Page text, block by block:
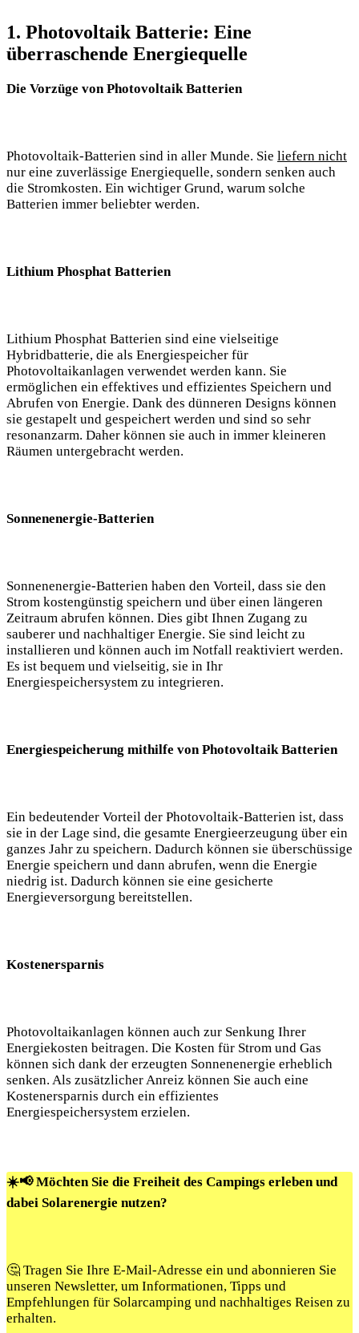
1. Photovoltaik Batterie: Eine
überraschende Energiequelle
Die Vorzüge von Photovoltaik Batterien
Photovoltaik-Batterien sind in aller Munde. Sie liefern nicht
nur eine zuverlässige Energiequelle, sondern senken auch
die Stromkosten. Ein wichtiger Grund, warum solche
Batterien immer beliebter werden.
Lithium Phosphat Batterien
Lithium Phosphat Batterien sind eine vielseitige
Hybridbatterie, die als Energiespeicher für
Photovoltaikanlagen verwendet werden kann. Sie
ermöglichen ein effektives und effizientes Speichern und
Abrufen von Energie. Dank des dünneren Designs können
sie gestapelt und gespeichert werden und sind so sehr
resonanzarm. Daher können sie auch in immer kleineren
Räumen untergebracht werden.
Sonnenenergie-Batterien
Sonnenenergie-Batterien haben den Vorteil, dass sie den
Strom kostengünstig speichern und über einen längeren
Zeitraum abrufen können. Dies gibt Ihnen Zugang zu
sauberer und nachhaltiger Energie. Sie sind leicht zu
installieren und können auch im Notfall reaktiviert werden.
Es ist bequem und vielseitig, sie in Ihr
Energiespeichersystem zu integrieren.
Energiespeicherung mithilfe von Photovoltaik Batterien
Ein bedeutender Vorteil der Photovoltaik-Batterien ist, dass
sie in der Lage sind, die gesamte Energieerzeugung über ein
ganzes Jahr zu speichern. Dadurch können sie überschüssige
Energie speichern und dann abrufen, wenn die Energie
niedrig ist. Dadurch können sie eine gesicherte
Energieversorgung bereitstellen.
Kostenersparnis
Photovoltaikanlagen können auch zur Senkung Ihrer
Energiekosten beitragen. Die Kosten für Strom und Gas
können sich dank der erzeugten Sonnenenergie erheblich
senken. Als zusätzlicher Anreiz können Sie auch eine
Kostenersparnis durch ein effizientes
Energiespeichersystem erzielen.
☀️📢 Möchten Sie die Freiheit des Campings erleben und
dabei Solarenergie nutzen?
🤔 Tragen Sie Ihre E-Mail-Adresse ein und abonnieren Sie
unseren Newsletter, um Informationen, Tipps und
Empfehlungen für Solarcamping und nachhaltiges Reisen zu
erhalten.